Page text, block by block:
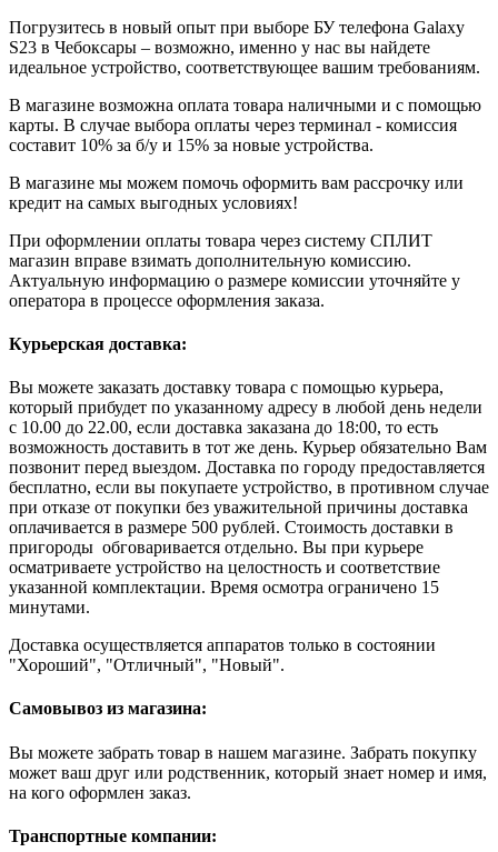
Погрузитесь в новый опыт при выборе БУ телефона Galaxy
S23 в Чебоксары – возможно, именно у нас вы найдете
идеальное устройство, соответствующее вашим требованиям.
В магазине возможна оплата товара наличными и с помощью
карты. В случае выбора оплаты через терминал - комиссия
составит 10% за б/у и 15% за новые устройства.
В магазине мы можем помочь оформить вам рассрочку или
кредит на самых выгодных условиях!
При оформлении оплаты товара через систему СПЛИТ
магазин вправе взимать дополнительную комиссию.
Актуальную информацию о размере комиссии уточняйте у
оператора в процессе оформления заказа.
Курьерская доставка:
Вы можете заказать доставку товара с помощью курьера,
который прибудет по указанному адресу в любой день недели
с 10.00 до 22.00, если доставка заказана до 18:00, то есть
возможность доставить в тот же день. Курьер обязательно Вам
позвонит перед выездом. Доставка по городу предоставляется
бесплатно, если вы покупаете устройство, в противном случае
при отказе от покупки без уважительной причины доставка
оплачивается в размере 500 рублей. Стоимость доставки в
пригороды обговаривается отдельно. Вы при курьере
осматриваете устройство на целостность и соответствие
указанной комплектации. Время осмотра ограничено 15
минутами.
Доставка осуществляется аппаратов только в состоянии
"Хороший", "Отличный", "Новый".
Самовывоз из магазина:
Вы можете забрать товар в нашем магазине. Забрать покупку
может ваш друг или родственник, который знает номер и имя,
на кого оформлен заказ.
Транспортные компании: